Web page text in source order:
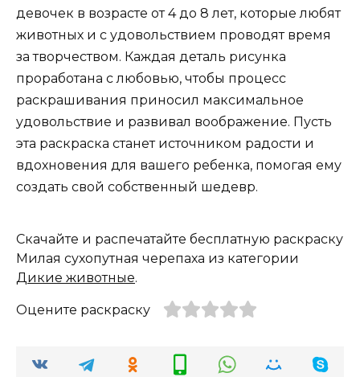
девочек в возрасте от 4 до 8 лет, которые любят
животных и с удовольствием проводят время
за творчеством. Каждая деталь рисунка
проработана с любовью, чтобы процесс
раскрашивания приносил максимальное
удовольствие и развивал воображение. Пусть
эта раскраска станет источником радости и
вдохновения для вашего ребенка, помогая ему
создать свой собственный шедевр.
Скачайте и распечатайте бесплатную раскраску
Милая сухопутная черепаха из категории
Дикие животные.
Оцените раскраску